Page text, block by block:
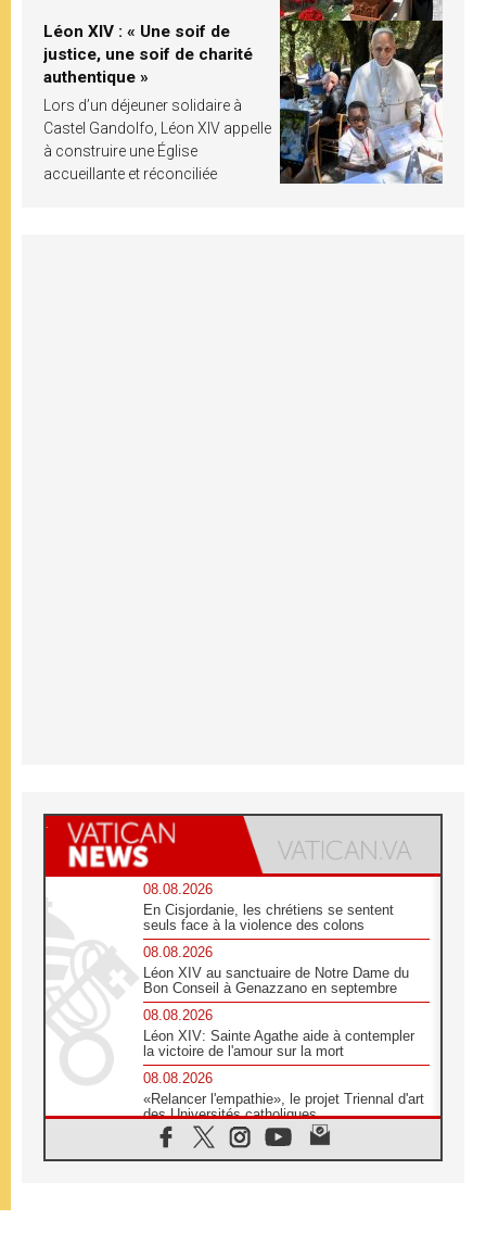
Léon XIV : « Une soif de
justice, une soif de charité
authentique »
Lors d’un déjeuner solidaire à
Castel Gandolfo, Léon XIV appelle
à construire une Église
accueillante et réconciliée
08.08.2026
En Cisjordanie, les chrétiens se sentent
seuls face à la violence des colons
08.08.2026
Léon XIV au sanctuaire de Notre Dame du
Bon Conseil à Genazzano en septembre
08.08.2026
Léon XIV: Sainte Agathe aide à contempler
la victoire de l'amour sur la mort
08.08.2026
«Relancer l'empathie», le projet Triennal d'art
des Universités catholiques
08.08.2026
Signis 2026, donner la parole aux religieuses